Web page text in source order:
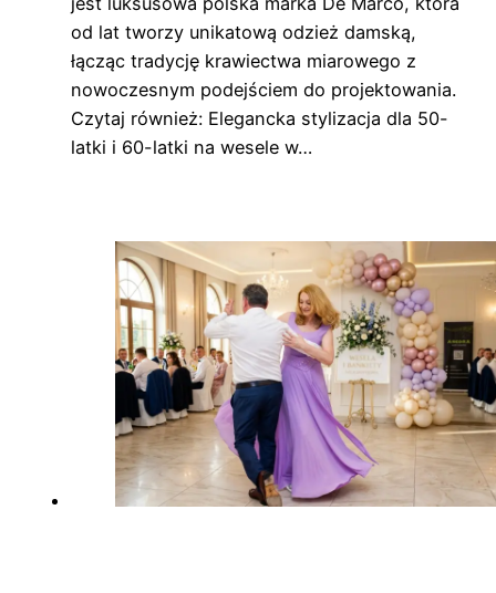
od lat tworzy unikatową odzież damską,
łącząc tradycję krawiectwa miarowego z
nowoczesnym podejściem do projektowania.
Czytaj również: Elegancka stylizacja dla 50-
latki i 60-latki na wesele w…